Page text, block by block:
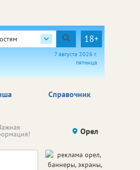
18+
7 августа 2026 г.
пятница
Справочник
Происшествия Здоровье
Орел